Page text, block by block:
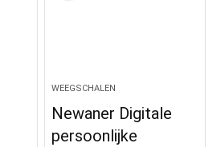
WEEGSCHALEN
Newaner Digitale
persoonlijke